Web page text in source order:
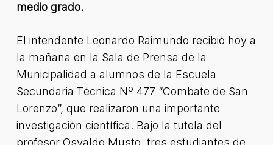
medio grado.
El intendente Leonardo Raimundo recibió hoy a
la mañana en la Sala de Prensa de la
Municipalidad a alumnos de la Escuela
Secundaria Técnica Nº 477 “Combate de San
Lorenzo”, que realizaron una importante
investigación científica. Bajo la tutela del
profesor Osvaldo Musto, tres estudiantes de